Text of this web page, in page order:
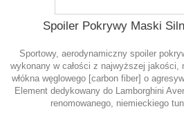
Spoiler Pokrywy Maski
Sportowy, aerodynamiczny spoiler
wykonany w całości z najwyższej jakości,
włókna węglowego [carbon fiber] o
Element dedykowany do Lamborghini
renomowanego, niemieckiego